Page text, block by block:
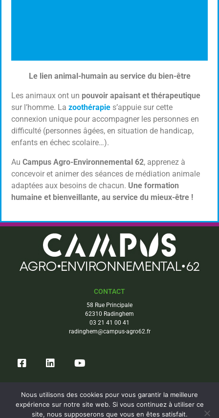
MISE BAS
Mise Bas Et Suivi Des Agneaux
Cliquer ici
Le lien animal-humain au service du bien-être
Les animaux ont un pouvoir apaisant et thérapeutique
sur l’homme. La zoothérapie s’appuie sur cette
connexion unique pour accompagner les personnes en
difficulté (personnes âgées, en situation de handicap,
enfants en échec scolaire…).
Au Campus Agro-Environnemental 62, apprenez à
concevoir et animer des séances de médiation animale
adaptées aux besoins de chacun. Une formation
humaine et bienveillante, au service du mieux-être !
CONTACT
58 Rue Principale
62310 Radinghem
03 21 41 00 41
radinghem@campus-agro62.fr
Copyright © Campus Agro-environnemental 62. Tous droits réservés
Nous utilisons des cookies pour vous garantir la meilleure
expérience sur notre site web. Si vous continuez à utiliser ce
site, nous supposerons que vous en êtes satisfait.